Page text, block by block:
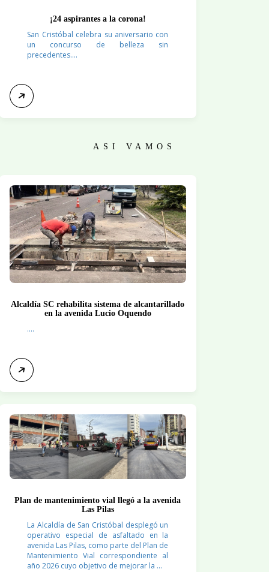
¡24 aspirantes a la corona!
San Cristóbal celebra su aniversario con
un concurso de belleza sin
precedentes....
ASI VAMOS
Alcaldía SC rehabilita sistema de alcantarillado
en la avenida Lucio Oquendo
....
Plan de mantenimiento vial llegó a la avenida
Las Pilas
La Alcaldía de San Cristóbal desplegó un
operativo especial de asfaltado en la
avenida Las Pilas, como parte del Plan de
Mantenimiento Vial correspondiente al
año 2026 cuyo objetivo de mejorar la ...